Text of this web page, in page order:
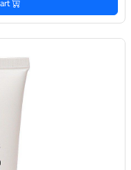
productList.addToCart